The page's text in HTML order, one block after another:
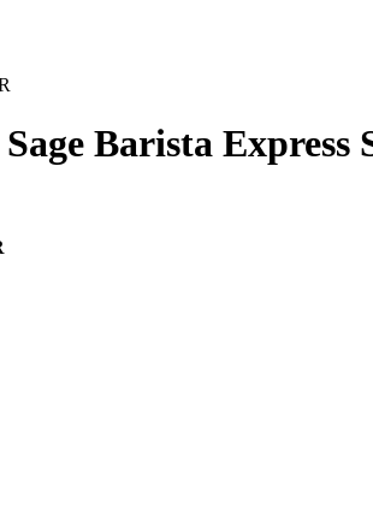
Sage Barista Express